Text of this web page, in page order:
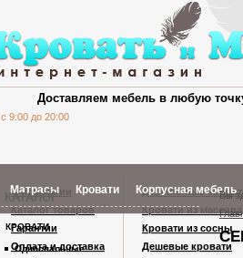
c 9:00 до 20:00
Доставляем мебель в любую
Матрасы Кровати Корпусная мебель
Шкафы Кардинал
Вы
КАТАЛОГ
КРОВАТИ
Односпальные
О компании
Каталог товаров
Гарантии
Оплата и доставка
Деревянные
Кровати из массива
Кровати из сосны
Дешевые кровати